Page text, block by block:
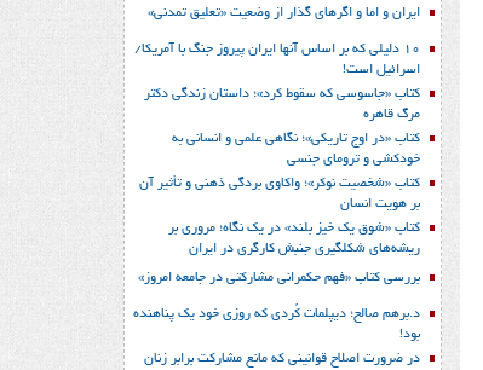
ایران و اما و اگرهای گذار از وضعیت «تعلیق تمدنی»
10 دلیلی که بر اساس آنها ایران پیروز جنگ با آمریکا/
اسرائیل است!
کتاب «جاسوسی که سقوط کرد»؛ داستان زندگی دکتر
مرگ قاهره
کتاب «در اوج تاریکی»؛ نگاهی علمی و انسانی به
خودکشی و ترومای جنسی
کتاب «شخصیت نوکر»؛ واکاوی بردگی ذهنی و تأثیر آن
بر هویت انسان
کتاب «شوق یک خیز بلند» در یک نگاه؛ مروری بر
ریشه‌های شکل‎گیری جنبش کارگری در ایران
بررسی کتاب «فهم حکمرانی مشارکتی در جامعه امروز»
د.برهم صالح؛ دیپلمات کُردی که روزی خود یک پناهنده
بود!
در ضرورت اصلاح قوانینی که مانع مشارکت برابر زنان